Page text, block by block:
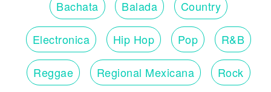
Bachata Balada Country
Electronica Hip Hop Pop R&B
Reggae Regional Mexicana Rock